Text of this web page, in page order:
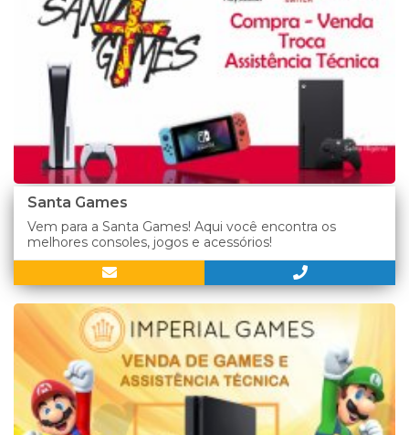
Santa Games
Vem para a Santa Games! Aqui você encontra os
melhores consoles, jogos e acessórios!